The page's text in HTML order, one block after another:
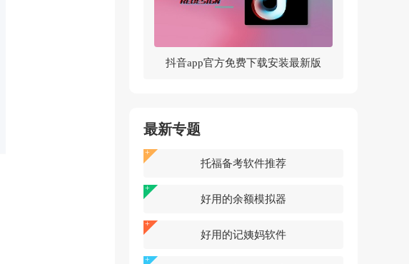
抖音app官方免费下载安装最新版
最新专题
托福备考软件推荐
好用的余额模拟器
好用的记姨妈软件